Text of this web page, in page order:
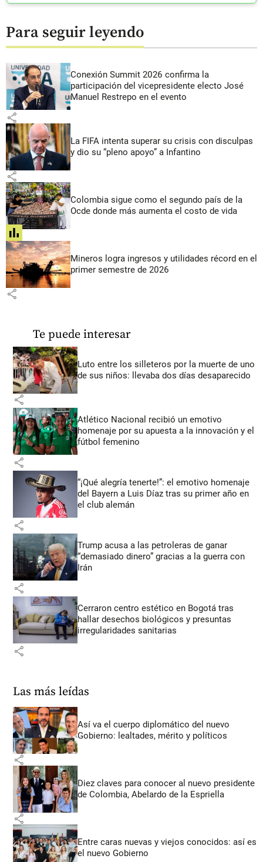
Para seguir leyendo
Conexión Summit 2026 confirma la
participación del vicepresidente electo José
Manuel Restrepo en el evento
share
La FIFA intenta superar su crisis con disculpas
y dio su “pleno apoyo” a Infantino
share
Colombia sigue como el segundo país de la
Ocde donde más aumenta el costo de vida
share
Mineros logra ingresos y utilidades récord en el
primer semestre de 2026
share
Te puede interesar
Luto entre los silleteros por la muerte de uno
de sus niños: llevaba dos días desaparecido
share
Atlético Nacional recibió un emotivo
homenaje por su apuesta a la innovación y el
fútbol femenino
share
“¡Qué alegría tenerte!”: el emotivo homenaje
del Bayern a Luis Díaz tras su primer año en
el club alemán
share
Trump acusa a las petroleras de ganar
“demasiado dinero” gracias a la guerra con
Irán
share
Cerraron centro estético en Bogotá tras
hallar desechos biológicos y presuntas
irregularidades sanitarias
share
Las más leídas
Así va el cuerpo diplomático del nuevo
Gobierno: lealtades, mérito y políticos
share
Diez claves para conocer al nuevo presidente
de Colombia, Abelardo de la Espriella
share
Entre caras nuevas y viejos conocidos: así es
el nuevo Gobierno